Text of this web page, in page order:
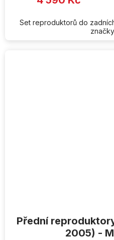
Set reproduktorů do
Přední
2005) -